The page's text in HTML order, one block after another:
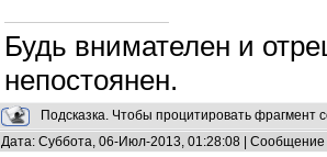
Будь внимателен и
непостоянен.
Подсказка. Чтобы процитировать фрагмент
Дата: Суббота, 06-Июл-2013, 01:28:08 |